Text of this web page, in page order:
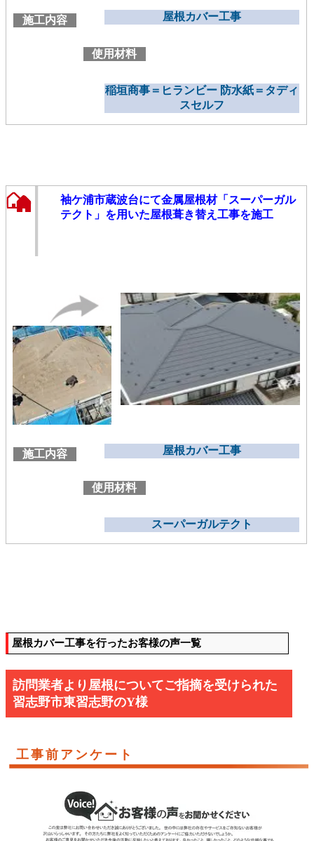
施工内容 屋根カバー工事
使用材料
稲垣商事＝ヒランビー 防水紙＝タディ
スセルフ
袖ケ浦市蔵波台にて金属屋根材「スーパーガル
テクト」を用いた屋根葺き替え工事を施工
施工内容 屋根カバー工事
使用材料
スーパーガルテクト
屋根カバー工事を行ったお客様の声一覧
訪問業者より屋根についてご指摘を受けられた
習志野市東習志野のY様
工事前アンケート